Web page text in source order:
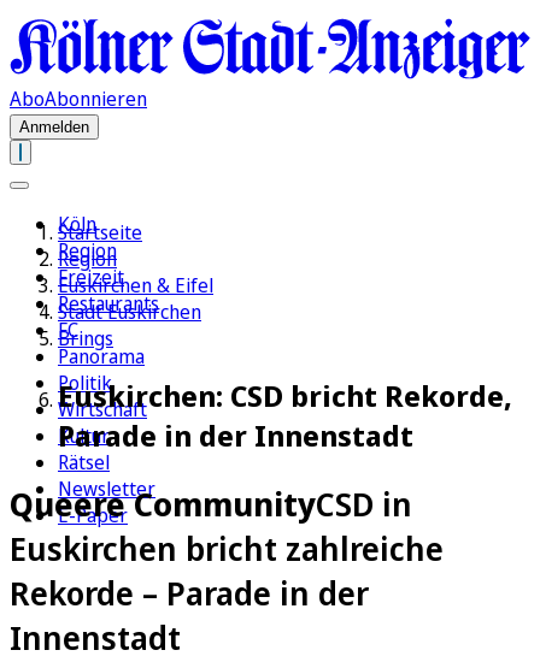
AboAbonnieren
Anmelden
Köln
Region
Freizeit
Restaurants
FC
Panorama
Politik
Wirtschaft
Kultur
Rätsel
Newsletter
E-Paper
Startseite
Region
Euskirchen & Eifel
Stadt Euskirchen
Brings
Euskirchen: CSD bricht Rekorde,
Parade in der Innenstadt
Queere CommunityCSD in
Euskirchen bricht zahlreiche
Rekorde – Parade in der
Innenstadt